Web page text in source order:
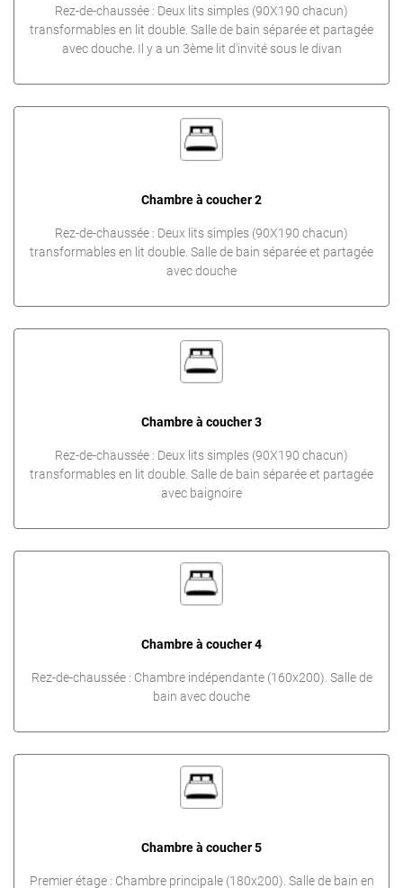
Rez-de-chaussée : Deux lits simples (90X190 chacun)
transformables en lit double. Salle de bain séparée et partagée
avec douche. Il y a un 3ème lit d'invité sous le divan
Chambre à coucher 2
Rez-de-chaussée : Deux lits simples (90X190 chacun)
transformables en lit double. Salle de bain séparée et partagée
avec douche
Chambre à coucher 3
Rez-de-chaussée : Deux lits simples (90X190 chacun)
transformables en lit double. Salle de bain séparée et partagée
avec baignoire
Chambre à coucher 4
Rez-de-chaussée : Chambre indépendante (160x200). Salle de
bain avec douche
Chambre à coucher 5
Premier étage : Chambre principale (180x200). Salle de bain en